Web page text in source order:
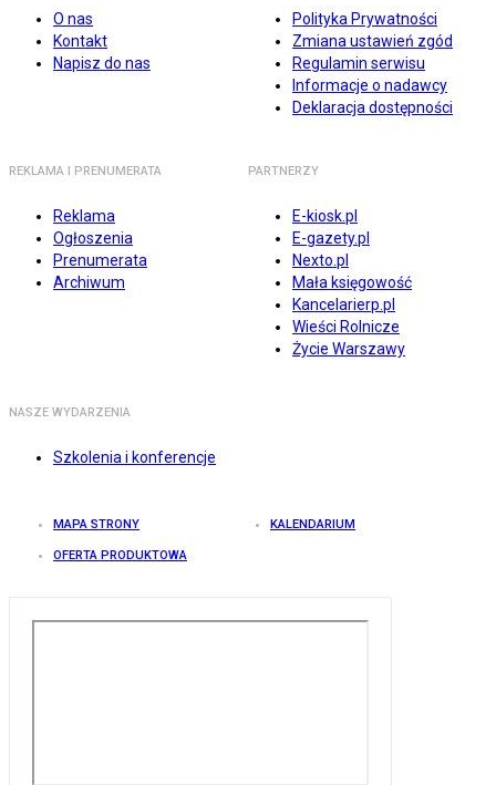
O nas
Kontakt
Napisz do nas
Polityka Prywatności
Zmiana ustawień zgód
Regulamin serwisu
Informacje o nadawcy
Deklaracja dostępności
REKLAMA I PRENUMERATA
Reklama
Ogłoszenia
Prenumerata
Archiwum
PARTNERZY
E-kiosk.pl
E-gazety.pl
Nexto.pl
Mała księgowość
Kancelarierp.pl
Wieści Rolnicze
Życie Warszawy
NASZE WYDARZENIA
Szkolenia i konferencje
MAPA STRONY KALENDARIUM
OFERTA PRODUKTOWA